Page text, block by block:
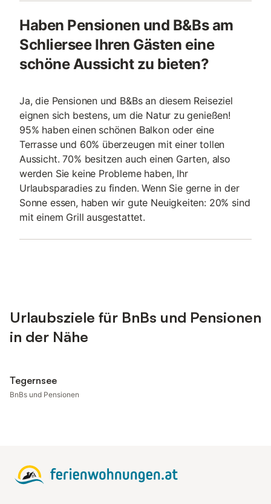
Haben Pensionen und B&Bs am
Schliersee Ihren Gästen eine
schöne Aussicht zu bieten?
Ja, die Pensionen und B&Bs an diesem Reiseziel
eignen sich bestens, um die Natur zu genießen!
95% haben einen schönen Balkon oder eine
Terrasse und 60% überzeugen mit einer tollen
Aussicht. 70% besitzen auch einen Garten, also
werden Sie keine Probleme haben, Ihr
Urlaubsparadies zu finden. Wenn Sie gerne in der
Sonne essen, haben wir gute Neuigkeiten: 20% sind
mit einem Grill ausgestattet.
Urlaubsziele für BnBs und Pensionen
in der Nähe
Tegernsee
BnBs und Pensionen